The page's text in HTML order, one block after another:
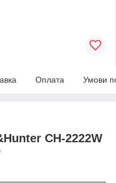
Оплата Умови
CH-2222W